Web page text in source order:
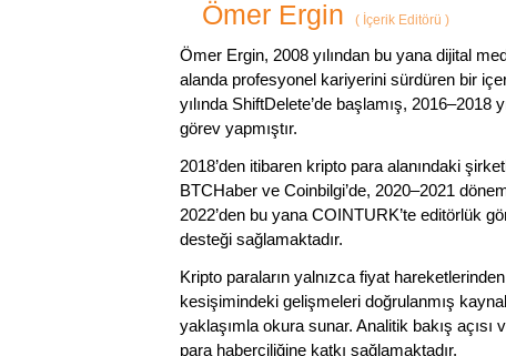
Ömer Ergin ( İçerik Editörü )
Ömer Ergin, 2008 yılından bu yana dijital
alanda profesyonel kariyerini sürdüren bir
yılında ShiftDelete’de başlamış, 2016–2018
görev yapmıştır.
2018’den itibaren kripto para alanındaki
BTCHaber ve Coinbilgi’de, 2020–2021
2022’den bu yana COINTURK’te editörlük
desteği sağlamaktadır.
Kripto paraların yalnızca fiyat
kesişimindeki gelişmeleri doğrulanmış
yaklaşımla okura sunar. Analitik bakış
para haberciliğine katkı sağlamaktadır.